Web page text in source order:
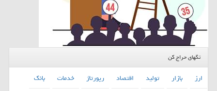
تگهای حراج کن
ارز بازار تولید اقتصاد رپورتاژ خدمات
بانك